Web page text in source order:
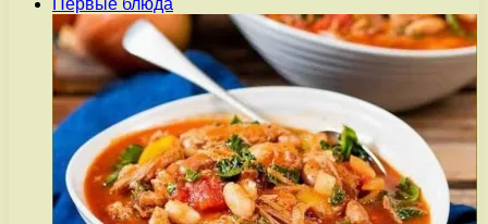
Первые блюда